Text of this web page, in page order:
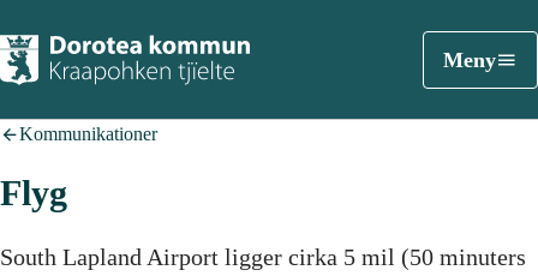
Meny
Kommunikationer
Flyg
South Lapland Airport ligger cirka 5 mil (50 minuters